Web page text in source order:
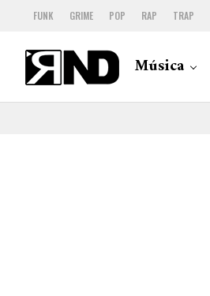
FUNK GRIME POP RAP TRAP
Música